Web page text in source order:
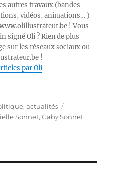
autres travaux (bandes
vidéos, animations… )
! Vous
signé Oli ? Rien de plus
sur les réseaux sociaux ou
!
par Oli
actualités
Sonnet,Gaby Sonnet,